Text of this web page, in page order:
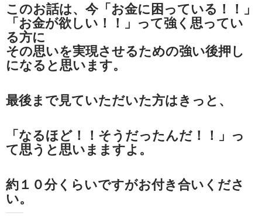
このお話は、今「お金に困っている！！」
「お金が欲しい！！」って強く思ってい
る方に
その思いを実現させるための強い後押し
になると思います。
最後まで見ていただいた方はきっと、
「なるほど！！そうだったんだ！！」っ
て思うと思いまますよ。
約１０分くらいですがお付き合いくださ
い。